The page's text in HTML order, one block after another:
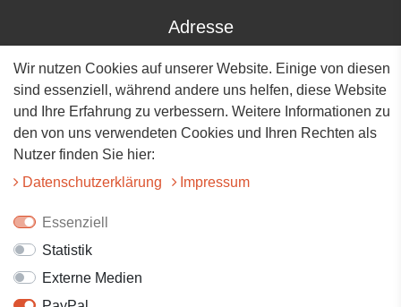
Adresse
Hauptstrasse 34
73117 Wangen
07161-9566068
info@tiervitalshop.de
Wir nutzen Cookies auf unserer Website. Einige von diesen
sind essenziell, während andere uns helfen, diese Website
und Ihre Erfahrung zu verbessern. Weitere Informationen zu
den von uns verwendeten Cookies und Ihren Rechten als
Nutzer finden Sie hier:
Daten­schutz­erklärung
Impressum
Essenziell
Statistik
Externe Medien